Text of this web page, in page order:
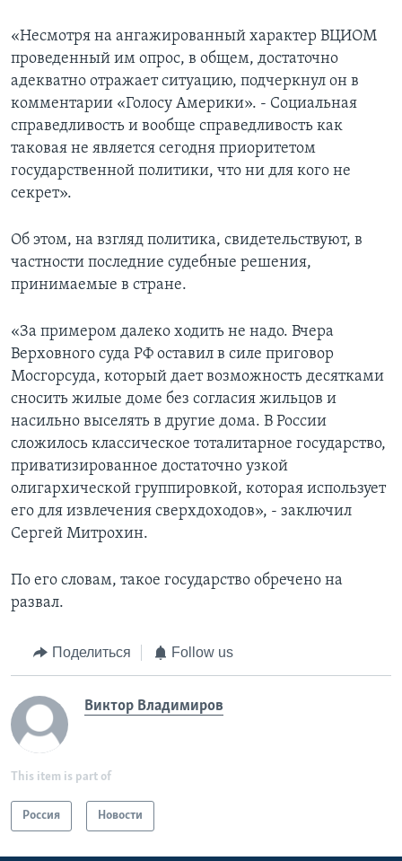
«Несмотря на ангажированный характер ВЦИОМ
проведенный им опрос, в общем, достаточно
адекватно отражает ситуацию, подчеркнул он в
комментарии «Голосу Америки». - Социальная
справедливость и вообще справедливость как
таковая не является сегодня приоритетом
государственной политики, что ни для кого не
секрет».
Об этом, на взгляд политика, свидетельствуют, в
частности последние судебные решения,
принимаемые в стране.
«За примером далеко ходить не надо. Вчера
Верховного суда РФ оставил в силе приговор
Мосгорсуда, который дает возможность десятками
сносить жилые доме без согласия жильцов и
насильно выселять в другие дома. В России
сложилось классическое тоталитарное государство,
приватизированное достаточно узкой
олигархической группировкой, которая использует
его для извлечения сверхдоходов», - заключил
Сергей Митрохин.
По его словам, такое государство обречено на
развал.
Поделиться Follow us
Виктор Владимиров
This item is part of
Россия Новости